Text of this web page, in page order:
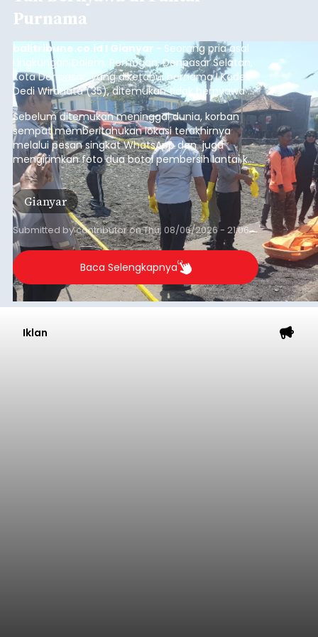
Purnama
balitribune.co.id I Gianyar - Seorang pria asal
Lingkungan Dalem, Pemogan, Denpasar Selatan,
Kota Denpasar, yang diketahui bernama I Kadek
Dedi Wiranata (35), ditemukan tidak bernyawa di
pesisir Pantai Purnama, Sukawati.
Sebelum ditemukan meninggal dunia, korban
sempat memberitahukan lokasi terakhirnya
melalui pesan singkat WhatsApp dan juga
mengirimkan foto dua botol pembersih lantai ke
istrinya.
Gianyar
Submitted bycontributoronThu, 08/06/2026 - 21:06
Baca Selengkapnya
Iklan